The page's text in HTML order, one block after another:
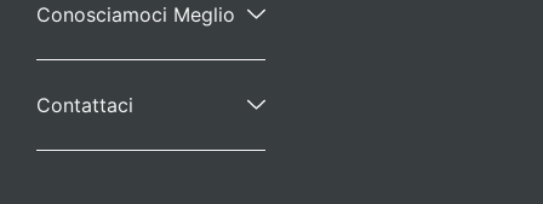
Conosciamoci Meglio
Contattaci